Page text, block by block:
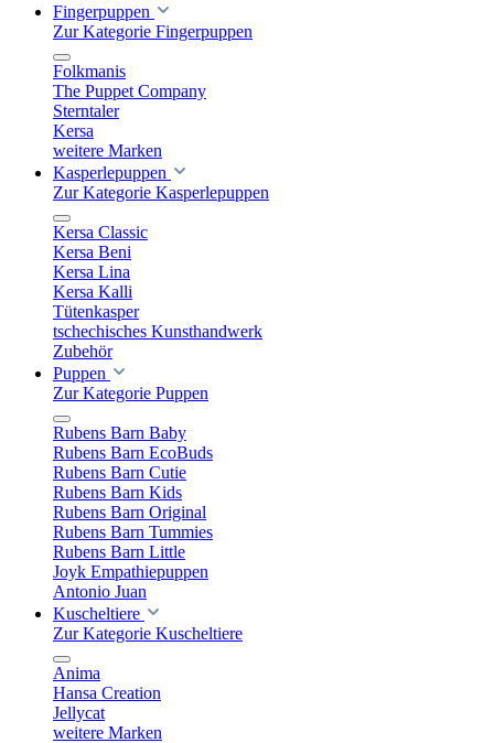
Fingerpuppen
Zur Kategorie Fingerpuppen
Folkmanis
The Puppet Company
Sterntaler
Kersa
weitere Marken
Kasperlepuppen
Zur Kategorie Kasperlepuppen
Kersa Classic
Kersa Beni
Kersa Lina
Kersa Kalli
Tütenkasper
tschechisches Kunsthandwerk
Zubehör
Puppen
Zur Kategorie Puppen
Rubens Barn Baby
Rubens Barn EcoBuds
Rubens Barn Cutie
Rubens Barn Kids
Rubens Barn Original
Rubens Barn Tummies
Rubens Barn Little
Joyk Empathiepuppen
Antonio Juan
Kuscheltiere
Zur Kategorie Kuscheltiere
Anima
Hansa Creation
Jellycat
weitere Marken